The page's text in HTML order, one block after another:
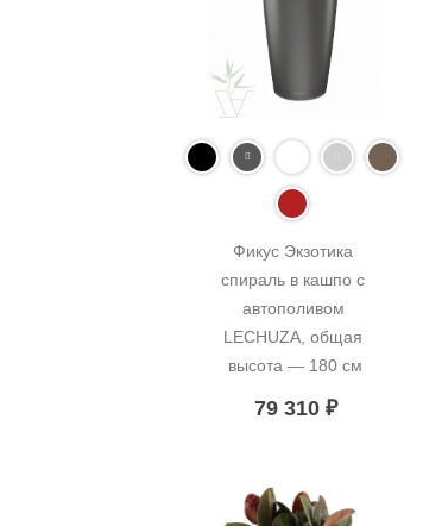
Фикус Экзотика
спираль в кашпо с
автополивом
LECHUZA, общая
высота — 180 см
79 310 ₽